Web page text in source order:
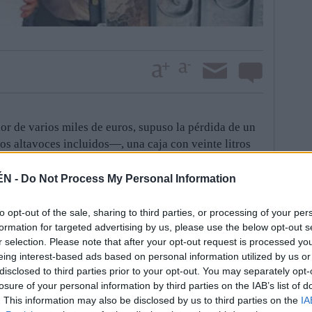
- Do Not Process My Personal Information
opt-out of the sale, sharing to third parties, or processing of your
for targeted advertising by us, please use the below opt-out
selection. Please note that after your opt-out request is processed
interest-based ads based on personal information utilized by us
to third parties prior to your opt-out. You may separately
of your personal information by third parties on the IAB’s list of
This information may also be disclosed by us to third parties on the
de varios miles de euros, supuso la pérdida de un
altavoces incluidos—, una caja con veinte litros
dos relojes de pulsera, unos pendientes de oro,
de colonia. Además, el “golpe” obligó a la
los cacos dejaron el arcón abierto. Por otro lado,
de la puerta principal.
apuntan a que los ladrones accedieron a la
es decir, la calle Vereda del Aceitunillo. Tras
de un vecino, avanzaron por los tejados y se
entraron en su vivienda. Una vez en el interior, los
suficiente para revolver casi todos los cajones